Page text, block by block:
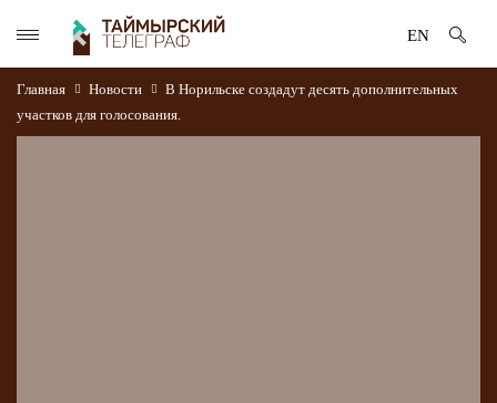
EN
Главная Новости
В Норильске создадут десять дополнительных
участков для голосования.